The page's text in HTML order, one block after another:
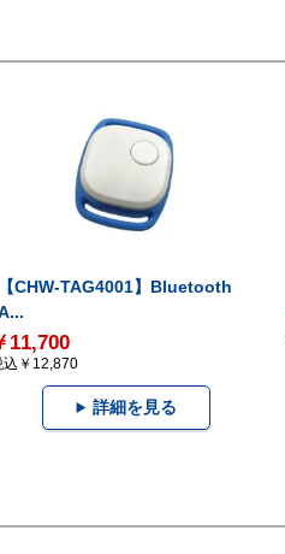
【CHW-TAG4001】Bluetooth
11,700
込￥12,870
詳細を見る